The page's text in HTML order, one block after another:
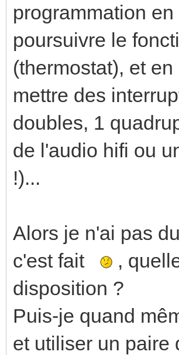
programmation
poursuivre le
(thermostat), et
mettre des
doubles, 1
de l'audio hifi ou
!)...
Alors je n'ai pas
c'est fait
,
disposition ?
Puis-je quand
et utiliser un paire